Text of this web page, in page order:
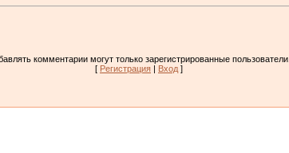
комментарии могут только зарегистрированные пользователи.
[ Регистрация | Вход ]